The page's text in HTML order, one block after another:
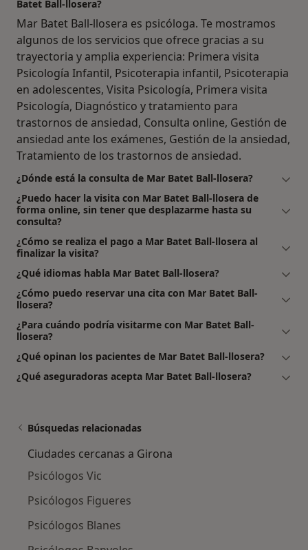
Batet Ball-llosera?
Mar Batet Ball-llosera es psicóloga. Te mostramos
algunos de los servicios que ofrece gracias a su
trayectoria y amplia experiencia: Primera visita
Psicología Infantil, Psicoterapia infantil, Psicoterapia
en adolescentes, Visita Psicología, Primera visita
Psicología, Diagnóstico y tratamiento para
trastornos de ansiedad, Consulta online, Gestión de
ansiedad ante los exámenes, Gestión de la ansiedad,
Tratamiento de los trastornos de ansiedad.
¿Dónde está la consulta de Mar Batet Ball-llosera?
¿Puedo hacer la visita con Mar Batet Ball-llosera de
forma online, sin tener que desplazarme hasta su
consulta?
¿Cómo se realiza el pago a Mar Batet Ball-llosera al
finalizar la visita?
¿Qué idiomas habla Mar Batet Ball-llosera?
¿Cómo puedo reservar una cita con Mar Batet Ball-
llosera?
¿Para cuándo podría visitarme con Mar Batet Ball-
llosera?
¿Qué opinan los pacientes de Mar Batet Ball-llosera?
¿Qué aseguradoras acepta Mar Batet Ball-llosera?
Búsquedas relacionadas
Ciudades cercanas a Girona
Psicólogos Vic
Psicólogos Figueres
Psicólogos Blanes